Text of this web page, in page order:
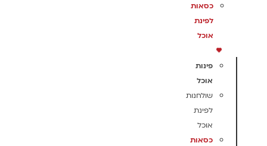
כסאות
לפינת
אוכל
פינות
אוכל
שולחנות
לפינת
אוכל
כסאות